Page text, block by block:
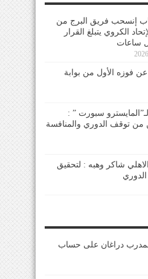
إنسحب فريق البرج من
الكروي يتبلغ القرار
ساعات
فوزه الأول من بوابة
سبورت ” :
من توقف الدوري والمنافسة
شاكر وهبه : لتحقيق
دراغان على حساب